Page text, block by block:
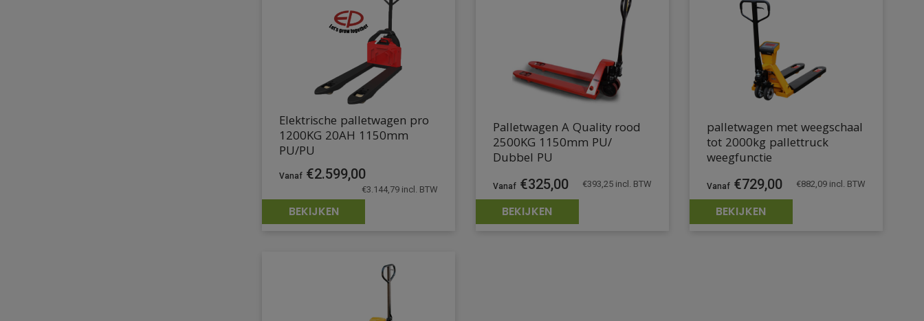
Elektrische palletwagen pro
1200KG 20AH 1150mm
PU/PU
€2.599,00
€3.144,79incl. BTW
BEKIJKEN
Palletwagen A Quality rood
2500KG 1150mm PU/
Dubbel PU
€325,00 €393,25incl. BTW
BEKIJKEN
palletwagen met weegschaal
tot 2000kg pallettruck
weegfunctie
€729,00 €882,09incl. BTW
BEKIJKEN